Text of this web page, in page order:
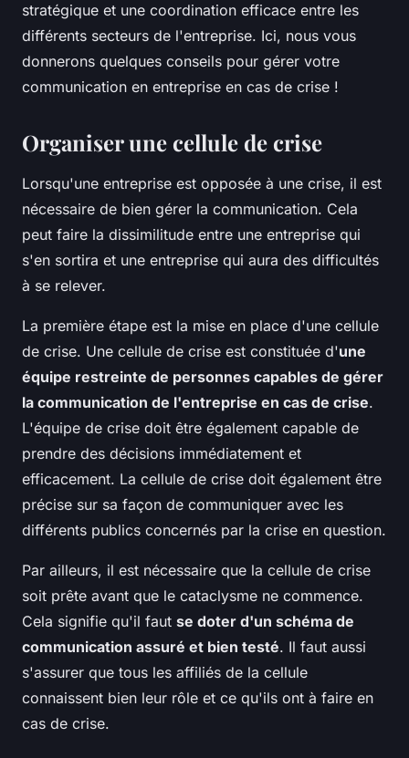
stratégique et une coordination efficace entre les
différents secteurs de l'entreprise. Ici, nous vous
donnerons quelques conseils pour gérer votre
communication en entreprise en cas de crise !
Organiser une cellule de crise
Lorsqu'une entreprise est opposée à une crise, il est
nécessaire de bien gérer la communication. Cela
peut faire la dissimilitude entre une entreprise qui
s'en sortira et une entreprise qui aura des difficultés
à se relever.
La première étape est la mise en place d'une cellule
de crise. Une cellule de crise est constituée d'une
équipe restreinte de personnes capables de gérer
la communication de l'entreprise en cas de crise.
L'équipe de crise doit être également capable de
prendre des décisions immédiatement et
efficacement. La cellule de crise doit également être
précise sur sa façon de communiquer avec les
différents publics concernés par la crise en question.
Par ailleurs, il est nécessaire que la cellule de crise
soit prête avant que le cataclysme ne commence.
Cela signifie qu'il faut se doter d'un schéma de
communication assuré et bien testé. Il faut aussi
s'assurer que tous les affiliés de la cellule
connaissent bien leur rôle et ce qu'ils ont à faire en
cas de crise.